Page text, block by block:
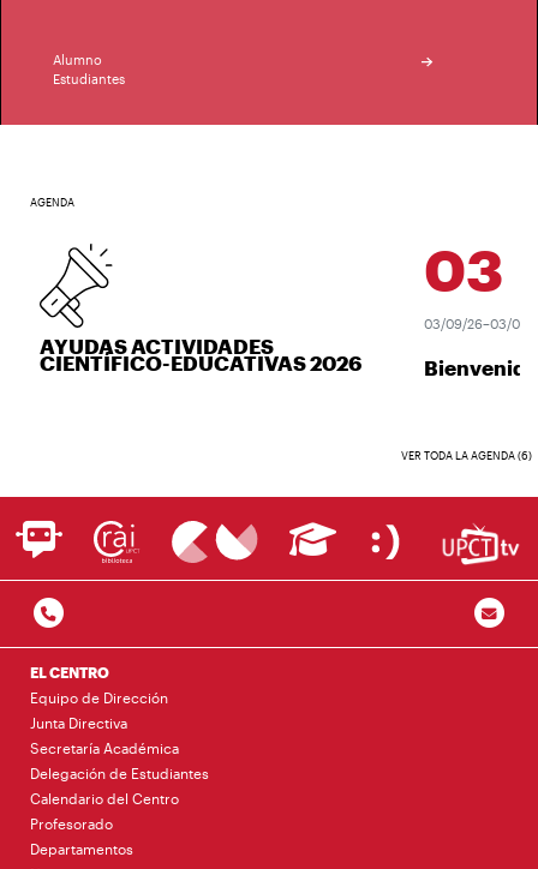
Alumno
Estudiantes
AGENDA
AYUDAS ACTIVIDADES
CIENTÍFICO-EDUCATIVAS 2026
03
03/09/26–03/09/26
Bienvenida
VER TODA LA AGENDA (6)
EL CENTRO
Equipo de Dirección
Junta Directiva
Secretaría Académica
Delegación de Estudiantes
Calendario del Centro
Profesorado
Departamentos